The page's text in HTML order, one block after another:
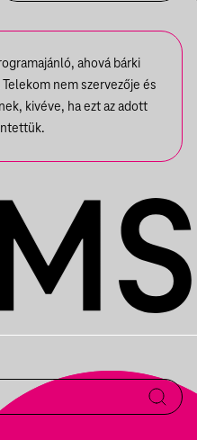
ahová bárki
nem szervezője és
kivéve, ha ezt az adott